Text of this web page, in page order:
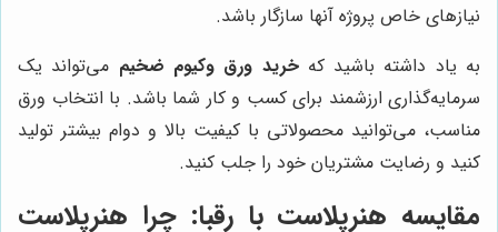
نیازهای خاص پروژه آنها سازگار باشد.
به یاد داشته باشید کهخرید ورق وکیوم ضخیم می‌تواند یک
سرمایه‌گذاری ارزشمند برای کسب و کار شما باشد. با انتخاب ورق
مناسب، می‌توانید محصولاتی با کیفیت بالا و دوام بیشتر تولید
کنید و رضایت مشتریان خود را جلب کنید.
مقایسه هنرپلاست با رقبا: چرا هنرپلاست